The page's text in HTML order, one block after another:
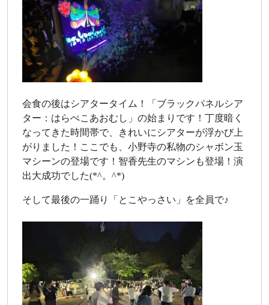
会食の後はシアタータイム！「ブラックパネルシア
ター：はらぺこあおむし」の始まりです！丁度暗く
なってきた時間帯で、きれいにシアターが浮かび上
がりました！ここでも、小野寺の私物のシャボン玉
マシーンの登場です！智香先生のマシンも登場！演
出大成功でした(*^。^*)
そして最後の一踊り「とこやっさい」を全員で♪